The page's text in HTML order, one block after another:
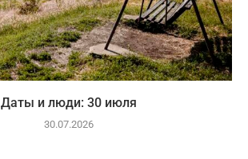
Даты и люди: 30 июля
30.07.2026